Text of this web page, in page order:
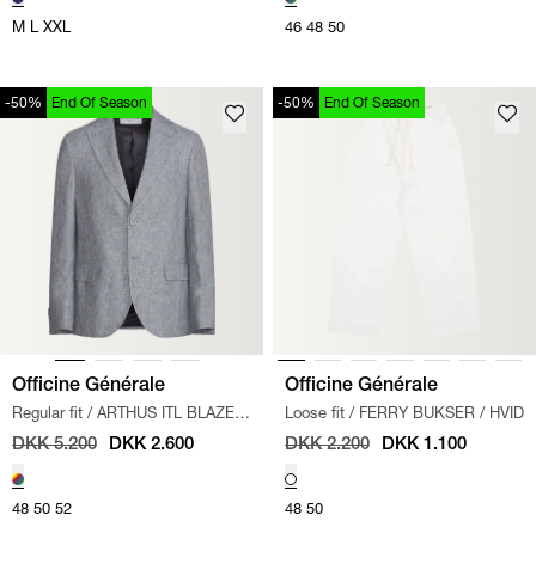
M L XXL 46 48 50
-50% End Of Season
Officine Générale
Regular fit / ARTHUS ITL BLAZER
/ SORT/HVID
DKK 5.200 DKK 2.600
48 50 52
-50% End Of Season
Officine Générale
Loose fit / FERRY BUKSER / HVID
DKK 2.200 DKK 1.100
48 50